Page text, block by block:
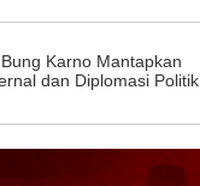
Karno Mantapkan
dan Diplomasi Politik